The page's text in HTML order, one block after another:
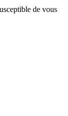
de vous